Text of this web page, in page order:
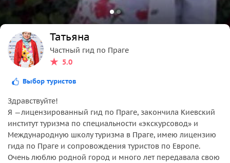
Татьяна
Частный гид по Праге
5.0
Выбор туристов
Здравствуйте!
Я —лицензированный гид по Праге, закончила Киевский
институт туризма по специальности «экскурсовод» и
Международную школу туризма в Праге, имею лицензию
гида по Праге и сопровождения туристов по Европе.
Очень люблю родной город и много лет передавала свою